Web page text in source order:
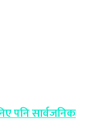
पनि सार्वजनिक